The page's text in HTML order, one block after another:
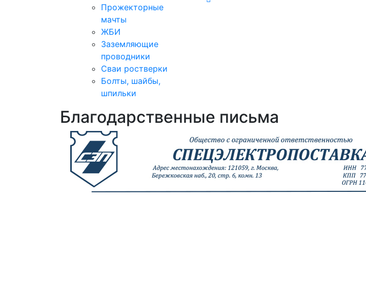
Прожекторные
мачты
ЖБИ
Заземляющие
проводники
Сваи ростверки
Болты, шайбы,
шпильки
Благодарственные письма